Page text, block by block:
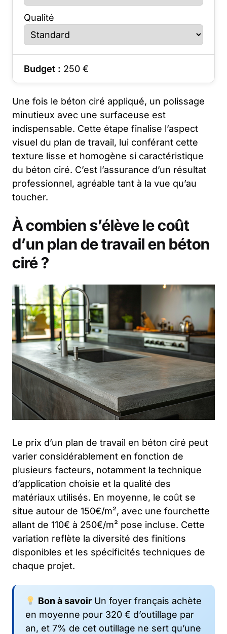
Qualité
Budget : 250 €
Une fois le béton ciré appliqué, un polissage
minutieux avec une surfaceuse est
indispensable. Cette étape finalise l’aspect
visuel du plan de travail, lui conférant cette
texture lisse et homogène si caractéristique
du béton ciré. C’est l’assurance d’un résultat
professionnel, agréable tant à la vue qu’au
toucher.
À combien s’élève le coût
d’un plan de travail en béton
ciré ?
Le prix d’un plan de travail en béton ciré peut
varier considérablement en fonction de
plusieurs facteurs, notamment la technique
d’application choisie et la qualité des
matériaux utilisés. En moyenne, le coût se
situe autour de 150€/m², avec une fourchette
allant de 110€ à 250€/m² pose incluse. Cette
variation reflète la diversité des finitions
disponibles et les spécificités techniques de
chaque projet.
Bon à savoirUn foyer français achète
en moyenne pour 320 € d’outillage par
an, et 7% de cet outillage ne sert qu’une